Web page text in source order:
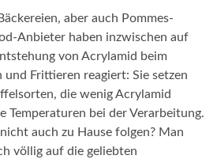
aber auch Pommes-
Anbieter haben inzwischen auf
von Acrylamid beim
und Frittieren reagiert: Sie setzen
die wenig Acrylamid
Temperaturen bei der Verarbeitung.
auch zu Hause folgen? Man
völlig auf die geliebten